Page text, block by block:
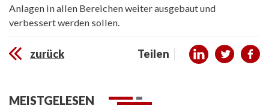
Anlagen in allen Bereichen weiter ausgebaut und
verbessert werden sollen.
zurück Teilen
MEISTGELESEN